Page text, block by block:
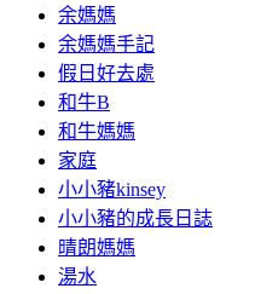
余媽媽
余媽媽手記
假日好去處
和牛B
和牛媽媽
家庭
小小豬kinsey
小小豬的成長日誌
晴朗媽媽
湯水